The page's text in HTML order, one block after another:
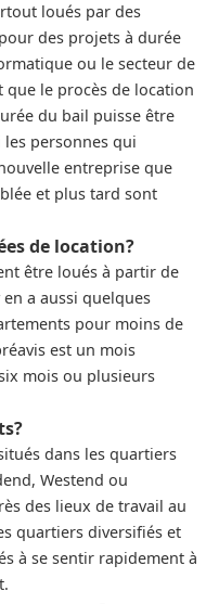
loués par des
des projets à durée
ou le secteur de
que le procès de location
du bail puisse être
les personnes qui
entreprise que
et plus tard sont
de location?
être loués à partir de
a aussi quelques
pour moins de
est un mois
mois ou plusieurs
dans les quartiers
Westend ou
des lieux de travail au
quartiers diversifiés et
à se sentir rapidement à